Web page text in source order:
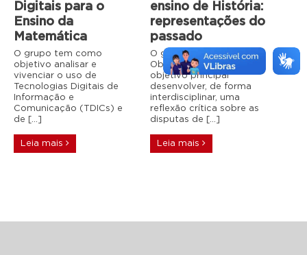
Digitais para o
Ensino da
Matemática
O grupo tem como
objetivo analisar e
vivenciar o uso de
Tecnologias Digitais de
Informação e
Comunicação (TDICs) e
de […]
Leia mais
ensino de História:
representações do
passado
O grupo de estudos
ObservaHist tem como
objetivo principal
desenvolver, de forma
interdisciplinar, uma
reflexão crítica sobre as
disputas de […]
Leia mais